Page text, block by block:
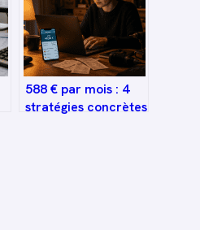
588 € par mois : 4
stratégies concrètes